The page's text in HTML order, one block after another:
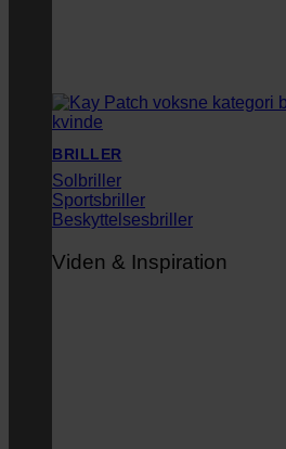
BRILLER
Solbriller
Sportsbriller
Beskyttelsesbriller
Viden & Inspiration